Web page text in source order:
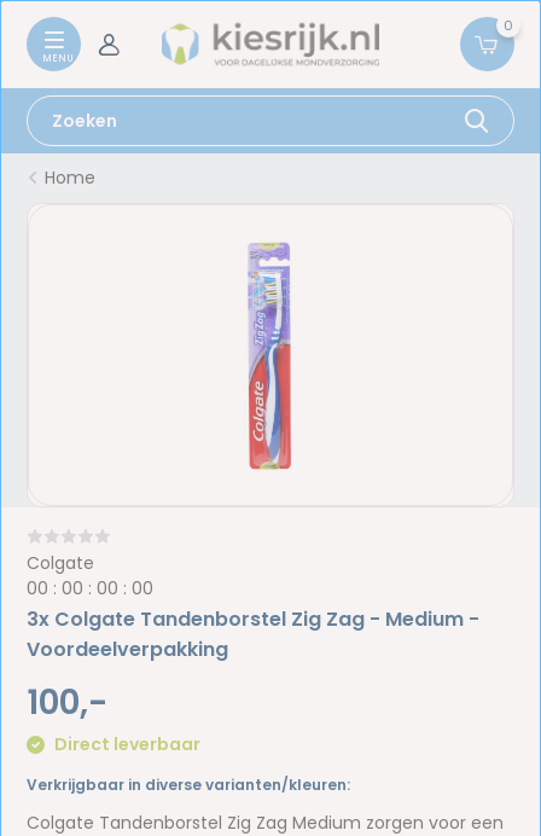
0
Home
Colgate
00 :00 :00 :00
3x Colgate Tandenborstel Zig Zag - Medium -
Voordeelverpakking
100,-
Direct leverbaar
Verkrijgbaar in diverse varianten/kleuren:
Colgate Tandenborstel Zig Zag Medium zorgen voor een